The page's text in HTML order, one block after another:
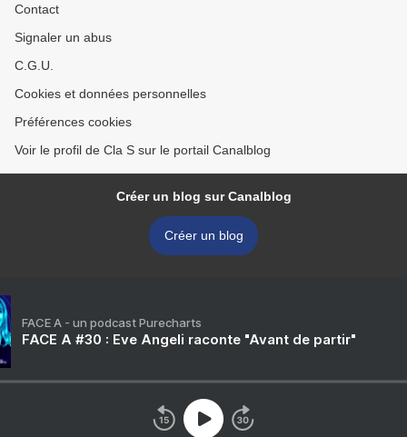
Contact
Signaler un abus
C.G.U.
Cookies et données personnelles
Préférences cookies
Voir le profil de Cla S sur le portail Canalblog
Créer un blog sur Canalblog
Créer un blog
FACE A - un podcast Purecharts
FACE A #30 : Eve Angeli raconte "Avant de partir"